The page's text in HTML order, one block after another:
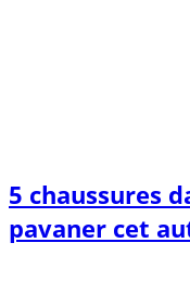
5 chaussures
pavaner cet